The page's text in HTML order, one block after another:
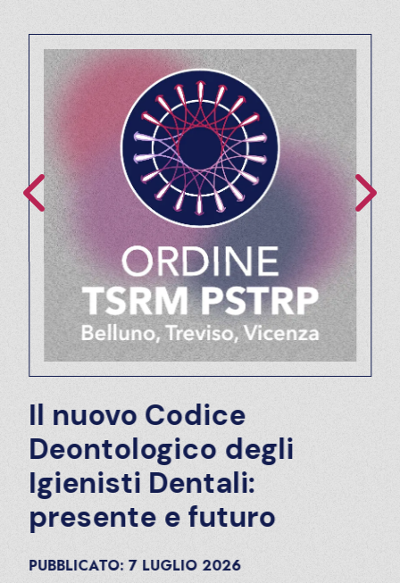
Il nuovo Codice
Deontologico degli
Igienisti Dentali:
presente e futuro
PUBBLICATO: 7 LUGLIO 2026